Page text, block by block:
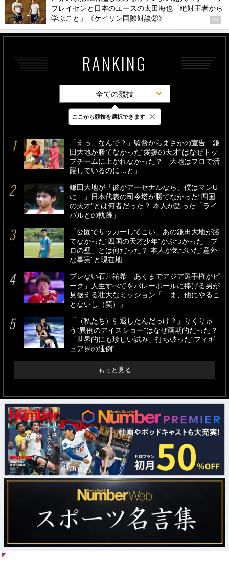
ブレイセンと日本のエースの太田海也「絶対王者から
学ぶこと」《ケイリン国際対談②》
PR
RANKING
全ての競技
最新 24時間 週間
「えっ、なんで？」監督からまさかの宣告…鎌
田大地が勝てなかった“愛媛の天才”はなぜトッ
プチームに上がれなかった？「大地はプロで活
躍しているのに…と」
鎌田大地が「彼がアーセナルなら、僕はマンU
に…」日本代表の司令塔が勝てなかった“四国
の天才”とは何者だった？ 本人が語った「ライ
バルとの軌跡」
「公園でサッカーしてこい」あの鎌田大地が勝
てなかった“四国の天才少年”がぶつかった「プ
ロの壁」とは何だった？ 本人が気づいた“意外
な事実”と現在地
ブレない石川祐希「あくまでアジア選手権がピ
ーク」人生すべてをバレーボールに捧げる男が
見据える壮大なミッション「…ま、他にやるこ
とないし（笑）」
「（私たち）引退したんだっけ？」りくりゅ
う“異例のアイスショー”はなぜ画期的だった？
「世界的にも珍しい試み」打ち破った“フィギ
ュア界の通例”
もっと見る
ここから競技を選択できます ×